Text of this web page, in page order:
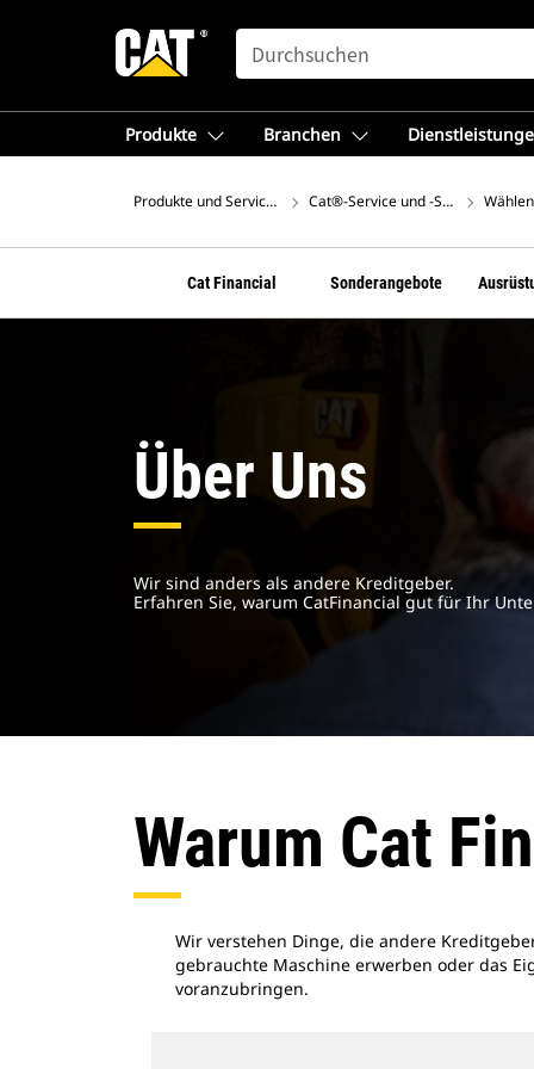
SEARCH
Produkte Branchen
Produkte und Services – EuropaCat®-Service und -Support
Cat Financial Sonderangebote
Über Uns
Wir sind anders als andere Kreditgeber.
Erfahren Sie, warum CatFinancial gut für Ihr
Warum Cat
Wir verstehen Dinge, die andere
gebrauchte Maschine erwerben oder das
voranzubringen.